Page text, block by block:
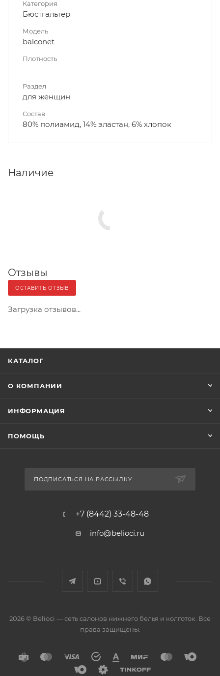
Категория
Бюстгальтер
Модель
balconet
Плотность
Раздел
для женщин
Состав
80% полиамид, 14% эластан, 6% хлопок
Наличие
Отзывы
ОСТАВИТЬ ОТЗЫВ
Загрузка отзывов...
КАТАЛОГ
О КОМПАНИИ
ИНФОРМАЦИЯ
ПОМОЩЬ
ПОДПИСАТЬСЯ НА РАССЫЛКУ
+7 (8442) 33-48-48
info@belioci.ru
2026 © Belioci — сеть салонов нижнего белья и колготок. Все
права защищены.